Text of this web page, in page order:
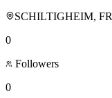
SCHILTIGHEIM, FR
0
Followers
0